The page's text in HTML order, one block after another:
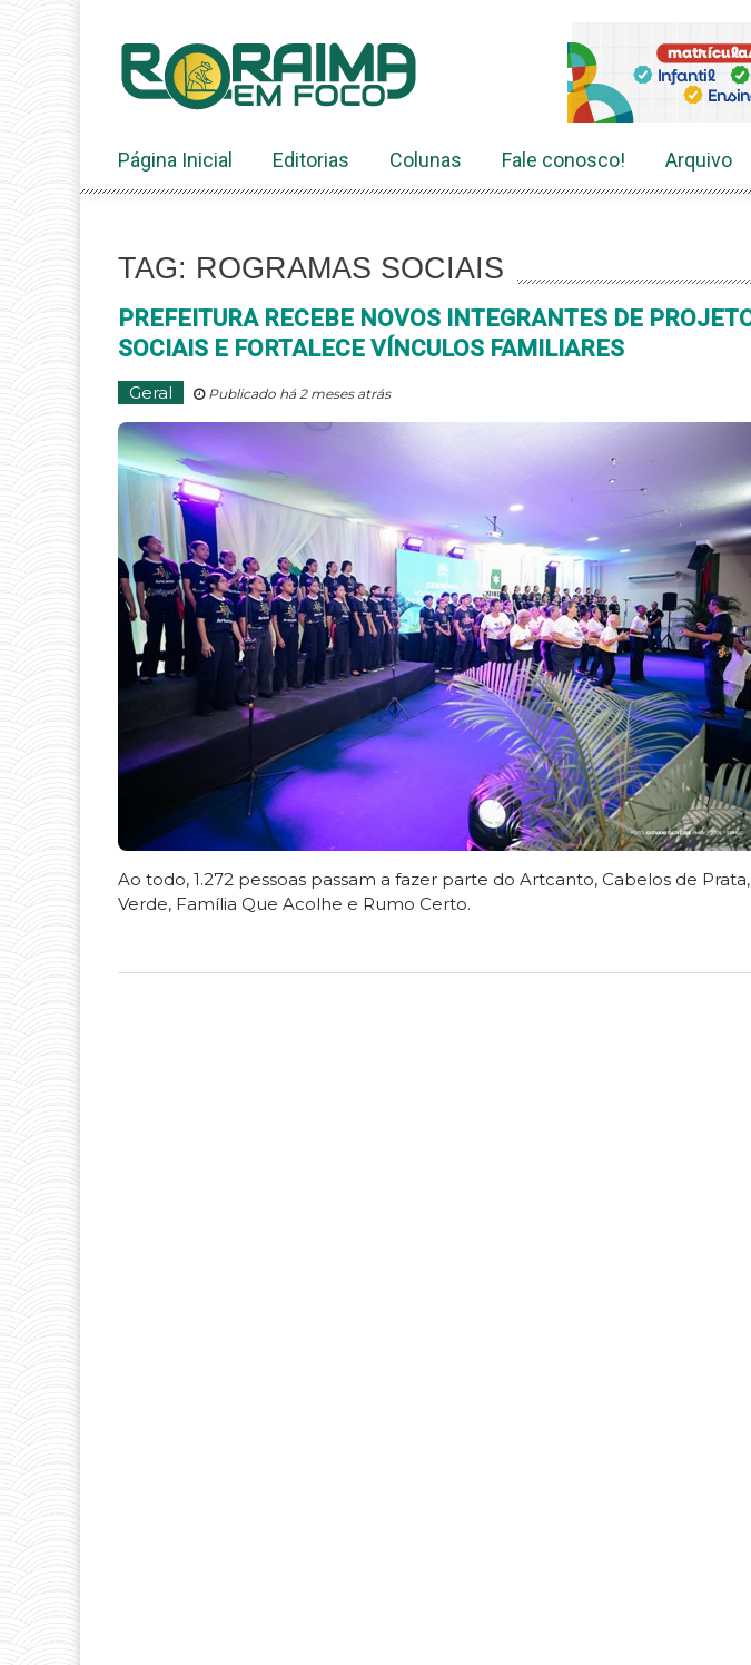
conteúdo
Página Inicial Editorias Colunas Fale conosco! Arquivo
TAG: ROGRAMAS SOCIAIS
PREFEITURA RECEBE NOVOS INTEGRANTES DE
SOCIAIS E FORTALECE VÍNCULOS FAMILIARES
Geral Publicado há 2 meses atrás
Ao todo, 1.272 pessoas passam a fazer parte do Artcanto, Cabelos de
Verde, Família Que Acolhe e Rumo Certo.